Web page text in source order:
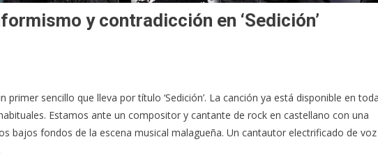
y contradicción en ‘Sedición’
primer sencillo que lleva por título ‘Sedición’. La canción ya está disponible en
Estamos ante un compositor y cantante de rock en castellano con una
bajos fondos de la escena musical malagueña. Un cantautor electrificado de voz